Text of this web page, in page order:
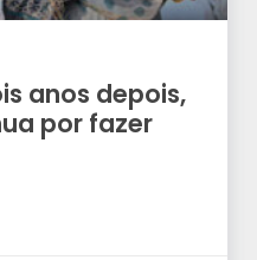
anos depois,
por fazer